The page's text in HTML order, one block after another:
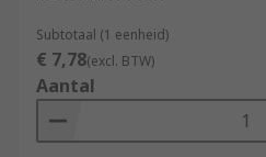
Subtotaal (1 eenheid)
€ 7,78(excl. BTW)
Aantal